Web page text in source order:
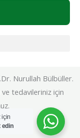
Nurullah Bülbüller.
tedavileriniz için
için
edin